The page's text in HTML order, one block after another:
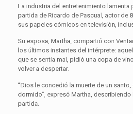
La industria del entretenimiento lamenta
partida de Ricardo de Pascual, actor de
sus papeles cómicos en televisión,
Su esposa, Martha, compartió con
los últimos instantes del intérprete:
que se sentía mal, pidió una copa de
volver a despertar.
“Dios le concedió la muerte de un
dormido”, expresó Martha, describiendo
partida.